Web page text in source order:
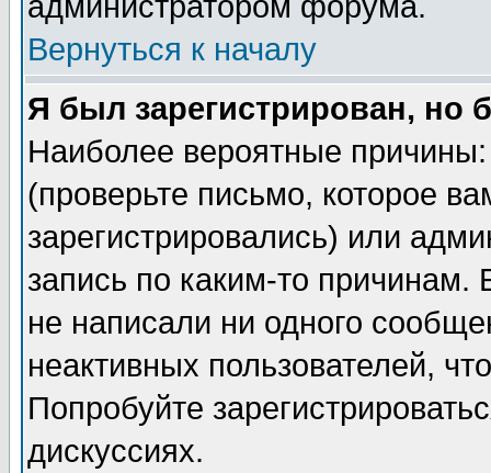
Вернуться к началу
Я был зарегистрирован, но
Наиболее вероятные
(проверьте письмо, которое
зарегистрировались) или
запись по каким-то
не написали ни одного
неактивных пользователей,
Попробуйте
дискуссиях.